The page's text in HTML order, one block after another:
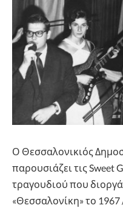
Ο Θεσσαλονικιός
παρουσιάζει τις Sweet
τραγουδιού που
«Θεσσαλονίκη» το